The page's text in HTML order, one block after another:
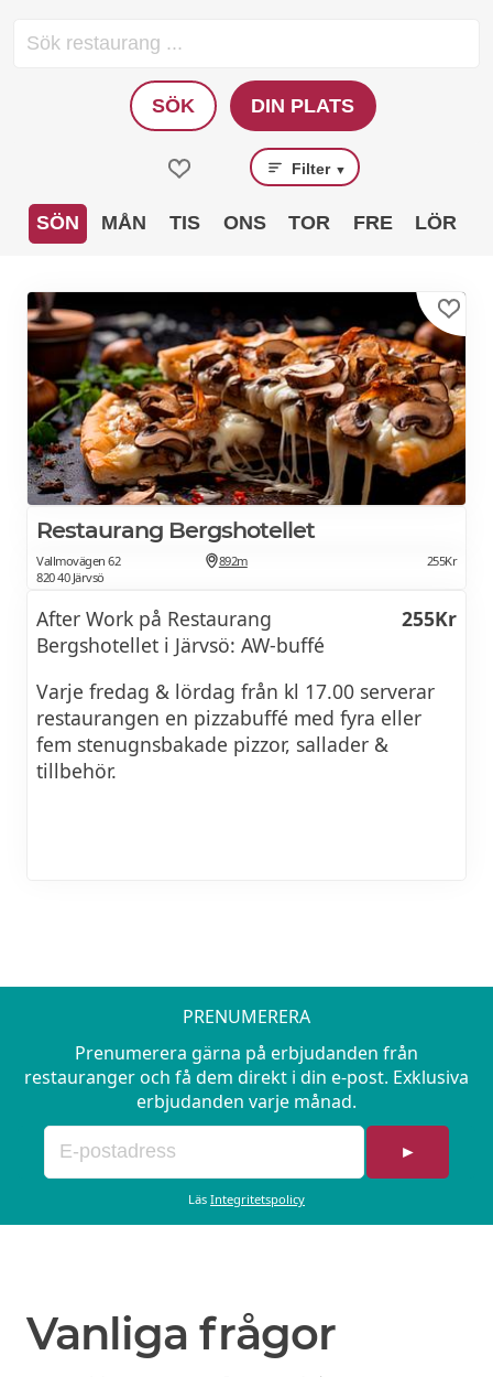
SÖK DIN PLATS
Filter ▼
SÖN MÅN TIS ONS TOR FRE LÖR
Restaurang Bergshotellet
Vallmovägen 62
820 40 Järvsö
892m 255Kr
After Work på Restaurang
Bergshotellet i Järvsö: AW-buffé
255Kr
Varje fredag & lördag från kl 17.00 serverar
restaurangen en pizzabuffé med fyra eller
fem stenugnsbakade pizzor, sallader &
tillbehör.
PRENUMERERA
Prenumerera gärna på erbjudanden från
restauranger och få dem direkt i din e-post. Exklusiva
erbjudanden varje månad.
►
Läs Integritetspolicy
Vanliga frågor